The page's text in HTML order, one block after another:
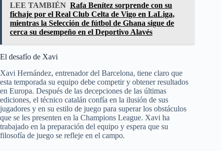
LEE TAMBIÉN Rafa Benítez sorprende con su
fichaje por el Real Club Celta de Vigo en LaLiga,
mientras la Selección de fútbol de Ghana sigue de
cerca su desempeño en el Deportivo Alavés
El desafío de Xavi
Xavi Hernández, entrenador del Barcelona, tiene claro que
esta temporada su equipo debe competir y obtener resultados
en Europa. Después de las decepciones de las últimas
ediciones, el técnico catalán confía en la ilusión de sus
jugadores y en su estilo de juego para superar los obstáculos
que se les presenten en la Champions League. Xavi ha
trabajado en la preparación del equipo y espera que su
filosofía de juego se refleje en el campo.